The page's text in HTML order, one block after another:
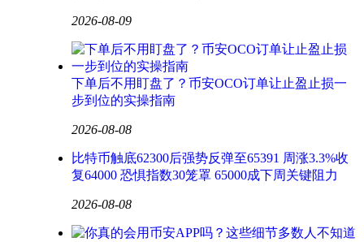
2026-08-09
下单后不用盯盘了？币安OCO订单让止盈止损一
步到位的实操指南
2026-08-08
比特币触底62300后强势反弹至65391 周涨3.3%收
复64000 恐惧指数30笼罩 65000成下周关键阻力
2026-08-08